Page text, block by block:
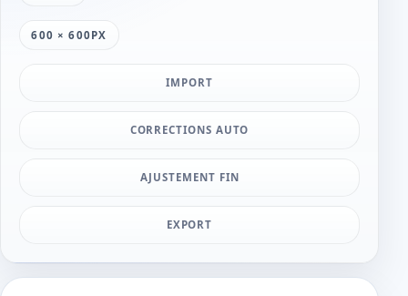
600 × 600PX
IMPORT
CORRECTIONS AUTO
AJUSTEMENT FIN
EXPORT